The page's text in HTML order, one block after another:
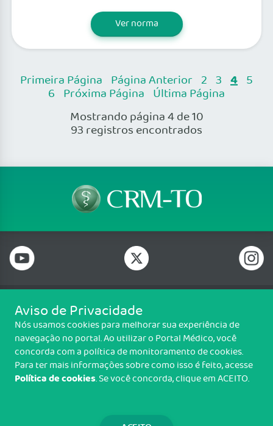
Ver norma
Primeira Página Página Anterior 2 3 4 5
6 Próxima Página Última Página
Mostrando página 4 de 10
93 registros encontrados
Telefone: (63) 2111 8100
Email: crmto@portalmedico.org.br
ACSV 71 (704 Sul), Av. LO 15, Lote 18, 1° piso, Plano Diretor Sul, Palmas/TO,
CEP: 77022-322
Copyright CRM-TO. Todos os direitos reservados.
Aviso de Privacidade
Nós usamos cookies para melhorar sua experiência de
navegação no portal. Ao utilizar o Portal Médico, você
concorda com a política de monitoramento de cookies.
Para ter mais informações sobre como isso é feito, acesse
Política de cookies. Se você concorda, clique em ACEITO.